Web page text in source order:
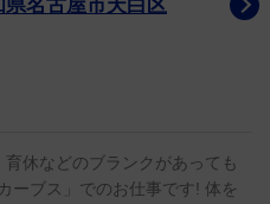
名古屋市天白区
休などのブランクがあっても
ーブス」でのお仕事です! 体を